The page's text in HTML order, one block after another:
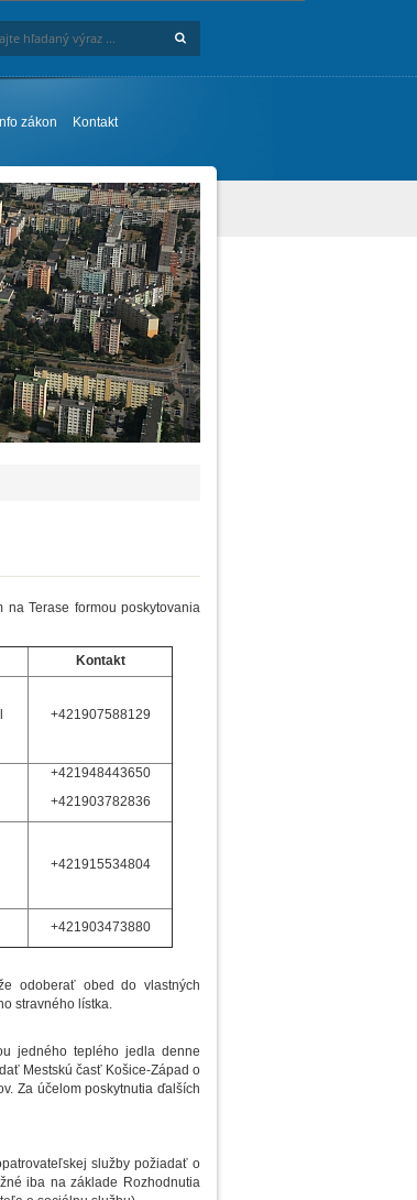
Info zákon Kontakt
Terase formou poskytovania
Kontakt
+421907588129
+421948443650
+421903782836
+421915534804
+421903473880
odoberať obed do vlastných
stravného lístka.
jedného teplého jedla denne
Mestskú časť Košice-Západ o
Za účelom poskytnutia ďalších
služby požiadať o
iba na základe Rozhodnutia